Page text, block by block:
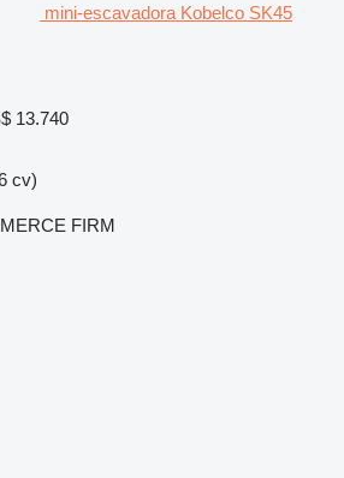
mini-escavadora Kobelco SK45
13.740
cv)
FIRM